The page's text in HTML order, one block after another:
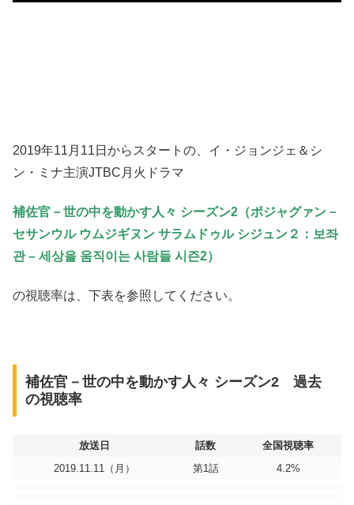
2019年11月11日からスタートの、イ・ジョンジェ＆シ
ン・ミナ主演JTBC月火ドラマ
補佐官－世の中を動かす人々 シーズン2（ポジャグァン－
セサンウル ウムジギヌン サラムドゥル シジュン２：보좌
관 – 세상을 움직이는 사람들 시즌2）
の視聴率は、下表を参照してください。
補佐官－世の中を動かす人々 シーズン2 過去
の視聴率
放送日 話数
全国視聴率
2019.11.11（月）
第1話 4.2%